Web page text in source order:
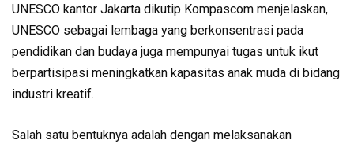
UNESCO kantor Jakarta dikutip Kompascom menjelaskan,
UNESCO sebagai lembaga yang berkonsentrasi pada
pendidikan dan budaya juga mempunyai tugas untuk ikut
berpartisipasi meningkatkan kapasitas anak muda di bidang
industri kreatif.
Salah satu bentuknya adalah dengan melaksanakan